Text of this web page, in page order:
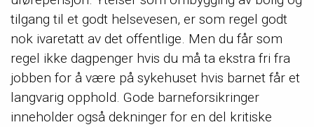
tilgang til et godt helsevesen, er som regel godt
nok ivaretatt av det offentlige. Men du får som
regel ikke dagpenger hvis du må ta ekstra fri fra
jobben for å være på sykehuset hvis barnet får et
langvarig opphold. Gode barneforsikringer
inneholder også dekninger for en del kritiske